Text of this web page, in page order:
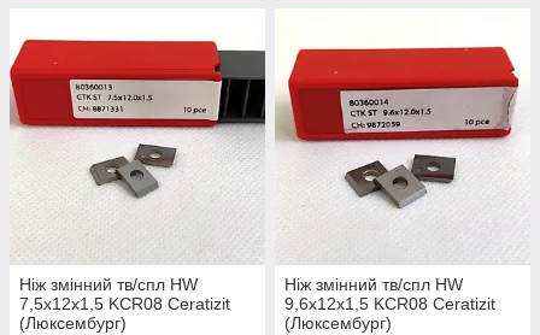
Ніж змінний тв/спл HW
7,5х12х1,5 KCR08 Ceratizit
(Люксембург)
Ніж змінний тв/спл HW
9,6х12х1,5 KCR08 Ceratizit
(Люксембург)